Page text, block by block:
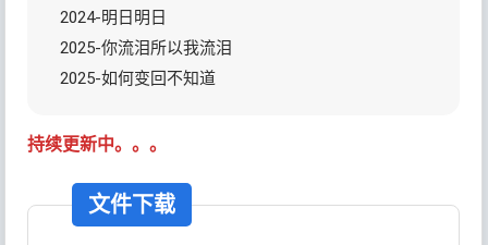
2024-明日明日
2025-你流泪所以我流泪
2025-如何变回不知道
持续更新中。。。
文件下载